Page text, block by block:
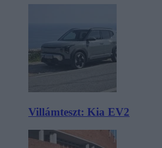
Villámteszt: Kia EV2